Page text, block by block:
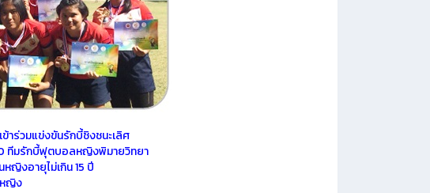
ร่วมแข่งขันรักบี้ชิงชนะเลิศ
ทีมรักบี้ฟุตบอลหญิงพิมายวิทยา
ญิงอายุไม่เกิน 15 ปี
หญิง